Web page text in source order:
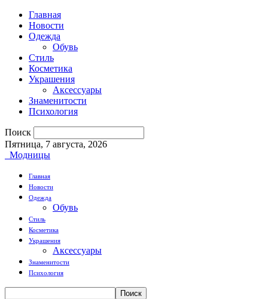
Главная
Новости
Одежда
Обувь
Стиль
Косметика
Украшения
Аксессуары
Знаменитости
Психология
Поиск
Пятница, 7 августа, 2026
Модницы
Главная
Новости
Одежда
Обувь
Стиль
Косметика
Украшения
Аксессуары
Знаменитости
Психология